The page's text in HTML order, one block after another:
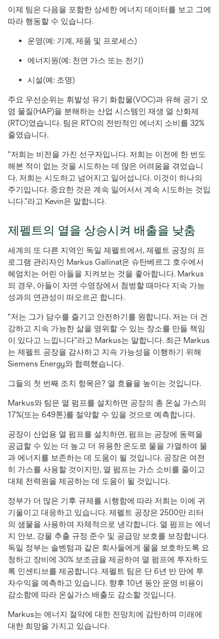
이제 팀은 다음을 포함한 상세한 에너지 데이터를 보고 그에
따라 행동할 수 있습니다.
운영(예: 기계, 제품 및 프로세스)
에너지원(예: 천연 가스 또는 전기)
시설(예: 조명)
주요 우선순위는 휘발성 유기 화합물(VOC)과 유해 공기 오
염 물질(HAP)을 분해하는 산업 시스템인 재생 열 산화제
(RTO)였습니다. 팀은 RTO의 전반적인 에너지 소비를 32%
줄였습니다.
"저희는 비전을 가진 선구자입니다. 저희는 이전에 한 번도
해본 적이 없는 것을 시도하는 데 많은 어려움을 겪었습니
다. 저희는 시도하고 넘어지고 일어섭니다. 이것이 하나의
주기입니다. 중요한 것은 계속 일어서서 계속 시도하는 것입
니다.”라고 Kevin은 말합니다.
제펠트의 열을 상승시켜 배출을 낮춤
세계의 또 다른 지역인 독일 제펠트에서, 제펠트 공장의 프
로그램 관리자인 Markus Gallinat은 슈탄베르그 호수에서
헤엄치는 어린 아들을 지켜보는 것을 좋아합니다. Markus
의 경우, 아들이 자연 수영장에서 첨벙할 때마다 지속 가능
성과의 연관성이 떠오르곤 합니다.
"저는 그가 담수를 즐기고 안전하기를 원합니다. 저는 더 건
강하고 지속 가능한 삶을 영위할 수 있는 장소를 만들 책임
이 있다고 느낍니다"라고 Markus는 말합니다. 최근 Markus
는 제펠트 공장을 감사하고 지속 가능성을 이행하기 위해
Siemens Energy와 협력했습니다.
그들의 첫 번째 조치 항목은? 열 효율을 높이는 것입니다.
Markus와 팀은 열 펌프를 설치하면 공장의 총 온실 가스의
17%(또는 649톤)를 절약할 수 있을 것으로 예측합니다.
공장이 산업용 열 펌프를 설치하면, 펌프는 공장에 동력을
공급할 수 있는 더 높고 더 유용한 온도로 물을 가열하여 물
과 에너지를 보존하는 데 도움이 될 것입니다. 공장은 여전
히 가스를 사용할 것이지만, 열 펌프는 가스 소비를 줄이고
대체 전력원을 제공하는 데 도움이 될 것입니다.
정부가 더 많은 기후 규제를 시행함에 따라 저희는 이에 귀
기울이고 대응하고 있습니다. 제펠트 공장은 2500만 리터
의 샘물을 사용하여 자체적으로 냉각합니다. 열 펌프는 에너
지 안보, 강물 추출 규정 준수 및 공급망 보호를 보장합니다.
독일 정부는 솔벤텀과 같은 회사들에게 물을 보호하도록 요
청하고 장비에 30% 보조금을 제공하여 열 펌프에 투자하도
록 인센티브를 제공합니다. 제펠트 팀은 단 6년 반 만에 투
자수익을 예측하고 있습니다. 향후 10년 동안 운영 비용이
감소함에 따라 온실가스 배출도 감소할 것입니다.
Markus는 에너지 절약에 대한 전망치에 감탄하며 미래에
대한 희망을 가지고 있습니다.